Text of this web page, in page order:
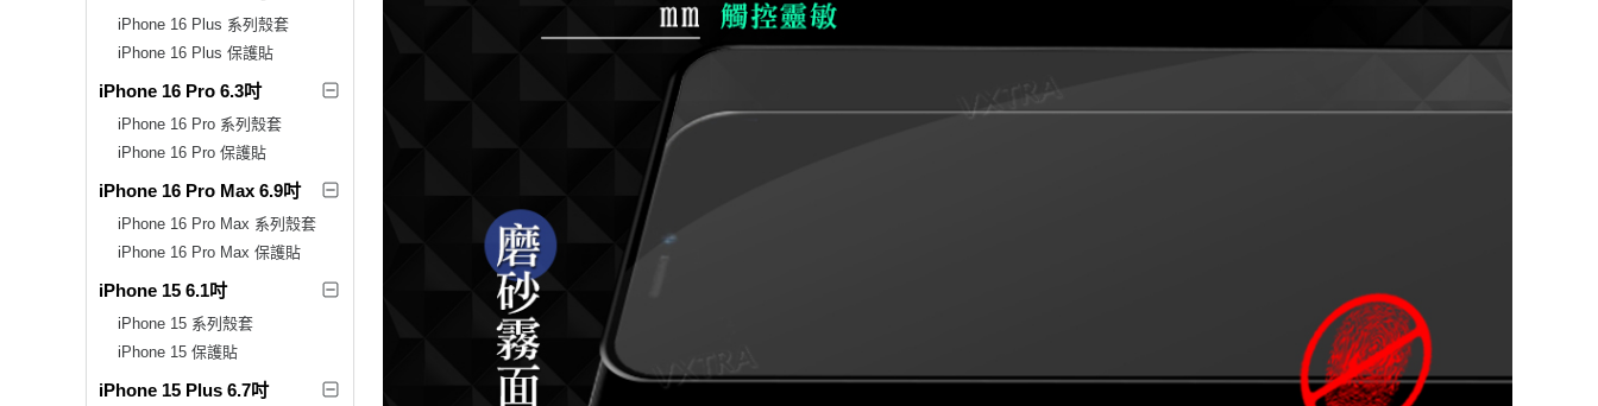
iPhone 16 Plus 系列殼套
iPhone 16 Plus 保護貼
iPhone 16 Pro 6.3吋
iPhone 16 Pro 系列殼套
iPhone 16 Pro 保護貼
iPhone 16 Pro Max 6.9吋
iPhone 16 Pro Max 系列殼套
iPhone 16 Pro Max 保護貼
iPhone 15 6.1吋
iPhone 15 系列殼套
iPhone 15 保護貼
iPhone 15 Plus 6.7吋